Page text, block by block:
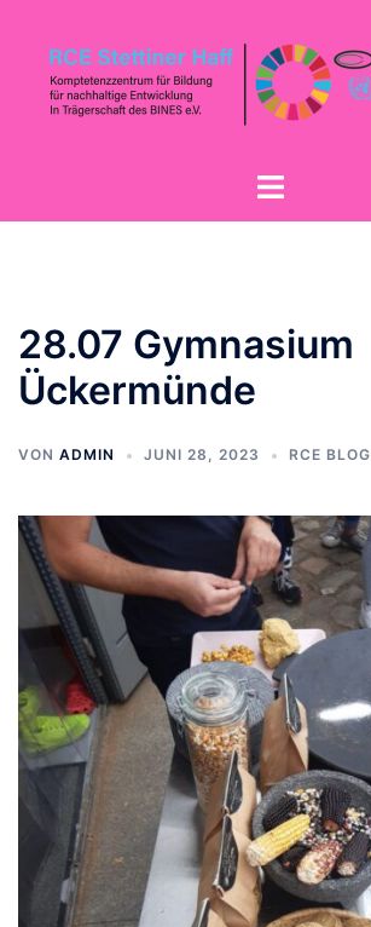
28.07 Gymnasium
Ückermünde
VON ADMIN JUNI 28, 2023 RCE BLOG